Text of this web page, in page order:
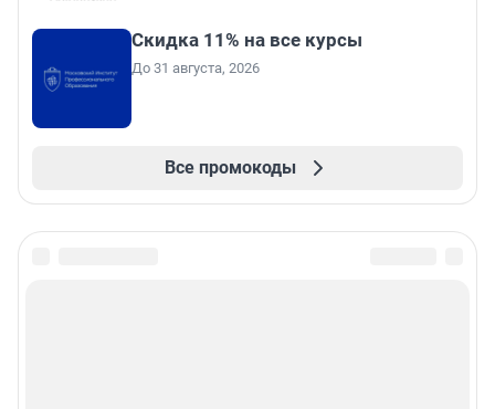
Скидка 11% на все курсы
До 31 августа, 2026
Все промокоды